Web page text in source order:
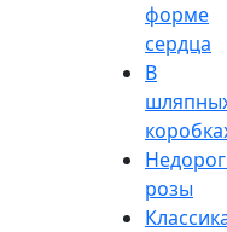
форме
сердца
В
розы